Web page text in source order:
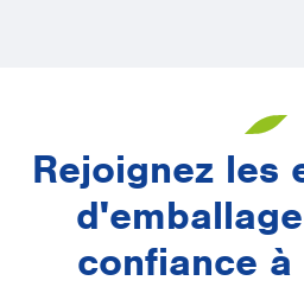
Rejoignez les
confiance à